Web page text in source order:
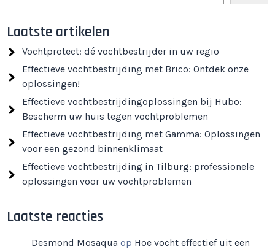
Laatste artikelen
Vochtprotect: dé vochtbestrijder in uw regio
Effectieve vochtbestrijding met Brico: Ontdek onze
oplossingen!
Effectieve vochtbestrijdingoplossingen bij Hubo:
Bescherm uw huis tegen vochtproblemen
Effectieve vochtbestrijding met Gamma: Oplossingen
voor een gezond binnenklimaat
Effectieve vochtbestrijding in Tilburg: professionele
oplossingen voor uw vochtproblemen
Laatste reacties
Desmond Mosaqua op Hoe vocht effectief uit een